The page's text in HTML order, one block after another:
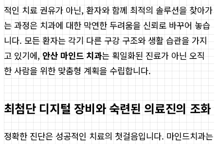
적인 치료 권유가 아닌, 환자와 함께 최적의 솔루션을 찾아가
는 과정은 치과에 대한 막연한 두려움을 신뢰로 바꾸어 놓습
니다. 모든 환자는 각기 다른 구강 구조와 생활 습관을 가지
고 있기에, 안산 마인드 치과는 획일화된 진료가 아닌 오직
한 사람을 위한 맞춤형 계획을 수립합니다.
최첨단 디지털 장비와 숙련된 의료진의 조화
정확한 진단은 성공적인 치료의 첫걸음입니다. 마인드치과는